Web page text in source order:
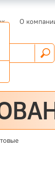
(current)
О